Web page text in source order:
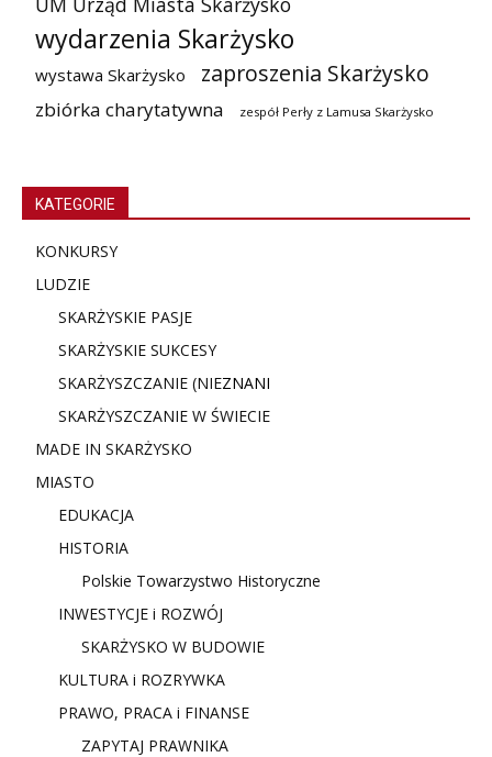
wydarzenia Skarżysko
wystawa Skarżysko zaproszenia Skarżysko
zbiórka charytatywna zespół Perły z Lamusa Skarżysko
KATEGORIE
KONKURSY
LUDZIE
SKARŻYSKIE PASJE
SKARŻYSKIE SUKCESY
SKARŻYSZCZANIE (NIEZNANI
SKARŻYSZCZANIE W ŚWIECIE
MADE IN SKARŻYSKO
MIASTO
EDUKACJA
HISTORIA
Polskie Towarzystwo Historyczne
INWESTYCJE i ROZWÓJ
SKARŻYSKO W BUDOWIE
KULTURA i ROZRYWKA
PRAWO, PRACA i FINANSE
ZAPYTAJ PRAWNIKA